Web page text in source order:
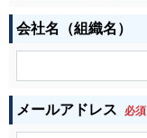
会社名（組織名）
メールアドレス 必須